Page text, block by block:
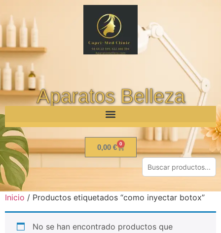
Aparatos Belleza
0,00 € 0
Inicio / Productos etiquetados “como inyectar botox”
No se han encontrado productos que